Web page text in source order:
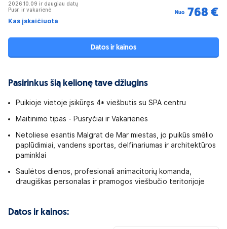
2026.10.09 ir daugiau datų
Pusr. ir vakarienė
Kas įskaičiuota
Nuo 768 €
Datos ir kainos
Pasirinkus šią kelionę tave džiugins
Puikioje vietoje įsikūręs 4* viešbutis su SPA centru
Maitinimo tipas - Pusryčiai ir Vakarienės
Netoliese esantis Malgrat de Mar miestas, jo puikūs smėlio
paplūdimiai, vandens sportas, delfinariumas ir architektūros
paminklai
Saulėtos dienos, profesionali animacitorių komanda,
draugiškas personalas ir pramogos viešbučio teritorijoje
Datos ir kainos: